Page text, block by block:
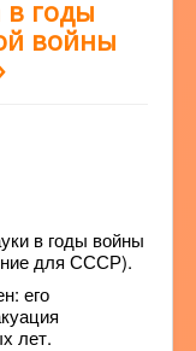
в годы
войны
в годы войны
для СССР).
его
лет.